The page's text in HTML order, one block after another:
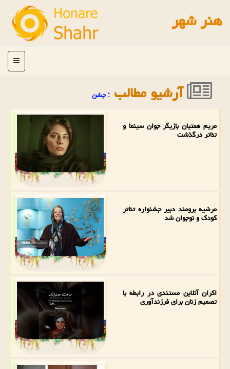
هنر شهر
منو
آرشیو مطالب : جشن
مریم همتیان بازیگر جوان سینما و
تئاتر درگذشت
مرضیه برومند دبیر جشنواره تئاتر
کودک و نوجوان شد
اکران آنلاین مستندی در رابطه با
تصمیم زنان برای فرزندآوری